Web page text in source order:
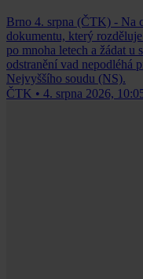
Brno 4. srpna (ČTK) - Na
dokumentu, který
po mnoha letech a žádat u
odstranění vad nepodléhá
Nejvyššího soudu (NS).
ČTK • 4. srpna 2026,